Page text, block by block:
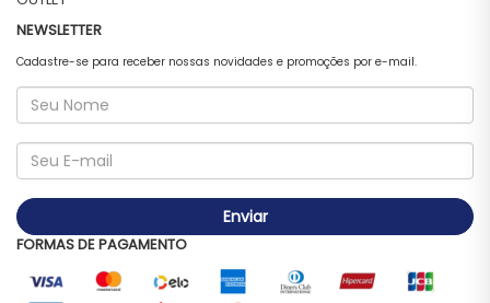
NEWSLETTER
Cadastre-se para receber nossas novidades e promoções por e-mail.
Enviar
FORMAS DE PAGAMENTO